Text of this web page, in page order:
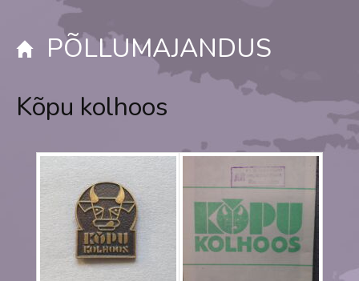
PÕLLUMAJANDUS
Kõpu kolhoos